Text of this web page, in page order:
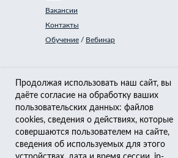
Вакансии
Контакты
Обучение / Вебинар
Пользовательское соглашение
Политика конфиденциальности
Согласие на обработку данных
Реквизиты и платежная информация
Сведения о документации на ПО
Продолжая использовать наш сайт, вы
даёте согласие на обработку ваших
пользовательских данных: файлов
cookies, сведения о действиях, которые
совершаются пользователем на сайте,
сведения об используемых для этого